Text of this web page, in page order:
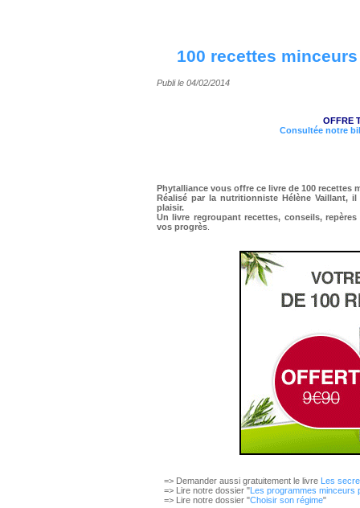
100 recettes
Publi le 04/02/2014
OFFRE
Consultée notre
Phytalliance vous offre ce livre de 100 recettes
Réalisé par la nutritionniste Hélène Vaillant,
plaisir.
Un livre regroupant recettes, conseils,
vos progrès
=> Demander aussi gratuitement le livre Les
=> Lire notre dossier "Les programmes minceurs
=> Lire notre dossier "Choisir son régime"